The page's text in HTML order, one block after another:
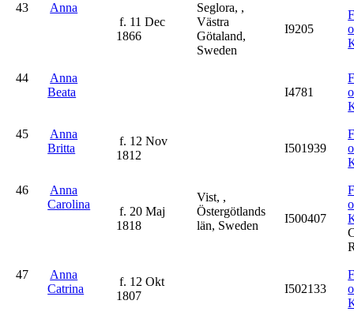
43
Anna
f. 11 Dec
1866
Seglora, ,
Västra
Götaland,
Sweden
I9205
44
Anna
Beata
I4781
45
Anna
Britta
f. 12 Nov
1812
I501939
46
Anna
Carolina
f. 20 Maj
1818
Vist, ,
Östergötlands
län, Sweden
I500407
47
Anna
Catrina
f. 12 Okt
1807
I502133